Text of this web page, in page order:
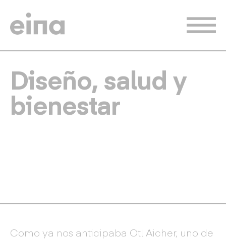
principal
Diseño, salud y
bienestar
Como ya nos anticipaba Otl Aicher, uno de